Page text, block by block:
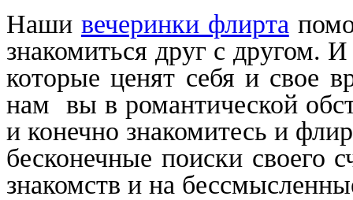
Наши вечеринки флирта
знакомиться друг с
которые ценят себя и свое
нам вы в романтической
и конечно знакомитесь и
бесконечные поиски своего
знакомств и на